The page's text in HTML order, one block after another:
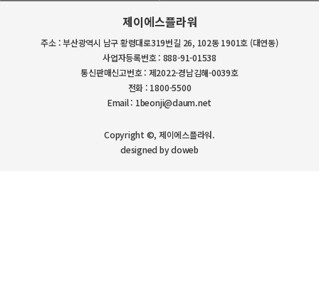
제이에스플라워
주소 : 부산광역시 남구 황령대로319번길 26, 102동 1901호 (대연동)
사업자등록번호 : 888-91-01538
통신판매신고번호 : 제2022-경남김해-0039호
전화 : 1800-5500
Email : 1beonji@daum.net
Copyright ©, 제이에스플라워.
designed by doweb